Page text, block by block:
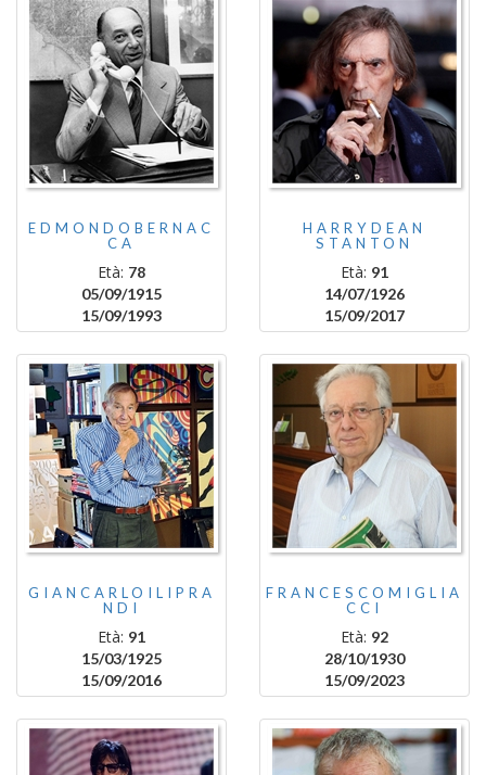
EDMONDOBERNAC
CA
Età: 78
05/09/1915
15/09/1993
HARRYDEAN
STANTON
Età: 91
14/07/1926
15/09/2017
GIANCARLOILIPRA
NDI
Età: 91
15/03/1925
15/09/2016
FRANCESCOMIGLIA
CCI
Età: 92
28/10/1930
15/09/2023